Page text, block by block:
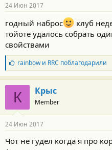
24 Июн 2017
годный наброс
клуб
тойоте удалось собрать
свойствами
Б
л
а
г
о
д
а
н
с
rainbowи RRC поблагодарили
К Крыс
Member
24 Июн 2017
Чот не гудел когда я про